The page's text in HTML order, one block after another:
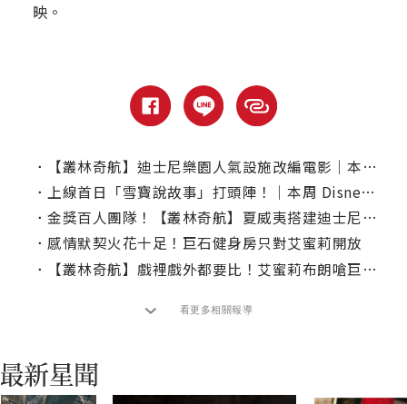
映。
．
【叢林奇航】迪士尼樂園人氣設施改編電影｜本周電視首播推薦
． 上線首日「雪寶說故事」打頭陣！｜本周 Disney+ 推薦片單
． 金獎百人團隊！【叢林奇航】夏威夷搭建迪士尼史上最大場景之一
． 感情默契火花十足！巨石健身房只對艾蜜莉開放
．
【叢林奇航】戲裡戲外都要比！艾蜜莉布朗嗆巨石「健身該加把勁了」
看更多相關報導